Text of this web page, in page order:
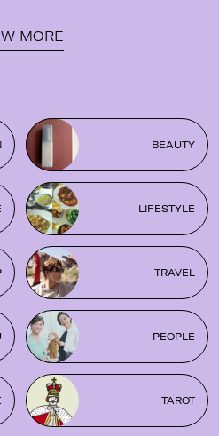
MORE
BEAUTY
LIFESTYLE
TRAVEL
PEOPLE
TAROT